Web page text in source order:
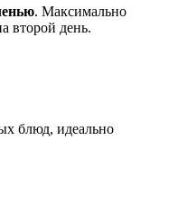
. Максимально
второй день.
блюд, идеально